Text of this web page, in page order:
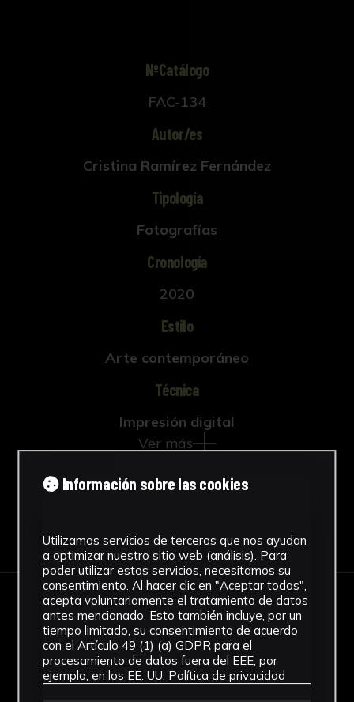
NºCatálogo
FAC-134
Autor/es
Cristina Ramírez Fernández
Tipología
Fotografías
Cronología
2020
Estilo
Arte contemporáneo
Técnica
Impresión digital
Ver más
IMÁGENES
Información sobre las cookies
Utilizamos servicios de terceros que nos ayudan
a optimizar nuestro sitio web (análisis). Para
poder utilizar estos servicios, necesitamos su
consentimiento. Al hacer clic en "Aceptar todas",
acepta voluntariamente el tratamiento de datos
antes mencionado. Esto también incluye, por un
tiempo limitado, su consentimiento de acuerdo
con el Artículo 49 (1) (a) GDPR para el
procesamiento de datos fuera del EEE, por
ejemplo, en los EE. UU. Política de privacidad